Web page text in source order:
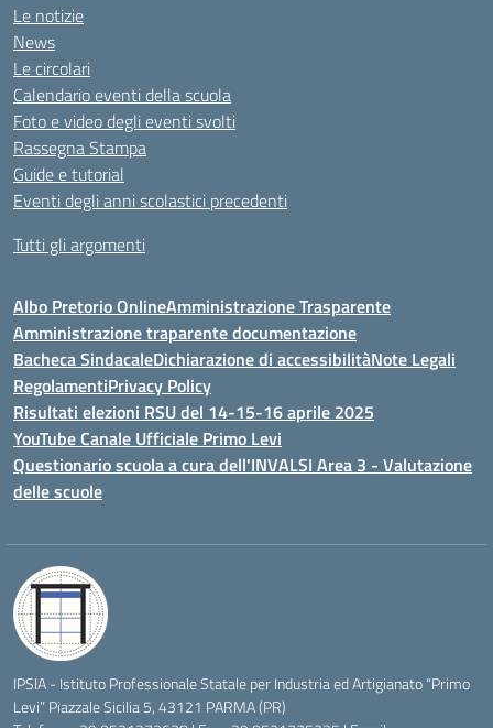
Le notizie
News
Le circolari
Calendario eventi della scuola
Foto e video degli eventi svolti
Rassegna Stampa
Guide e tutorial
Eventi degli anni scolastici precedenti
Tutti gli argomenti
Albo Pretorio OnlineAmministrazione Trasparente
Amministrazione traparente documentazione
Bacheca SindacaleDichiarazione di accessibilitàNote Legali
RegolamentiPrivacy Policy
Risultati elezioni RSU del 14-15-16 aprile 2025
YouTube Canale Ufficiale Primo Levi
Questionario scuola a cura dell'INVALSI Area 3 - Valutazione
delle scuole
IPSIA - Istituto Professionale Statale per Industria ed Artigianato “Primo
Levi” Piazzale Sicilia 5, 43121 PARMA (PR)